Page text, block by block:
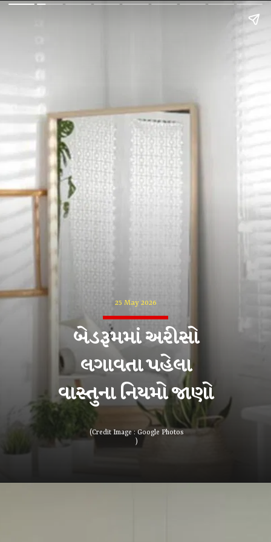
(Credit Image : Google Photos
)
25 May 2026
બેડરૂમમાં અરીસો
લગાવતા પહેલા
વાસ્તુના નિયમો જાણો